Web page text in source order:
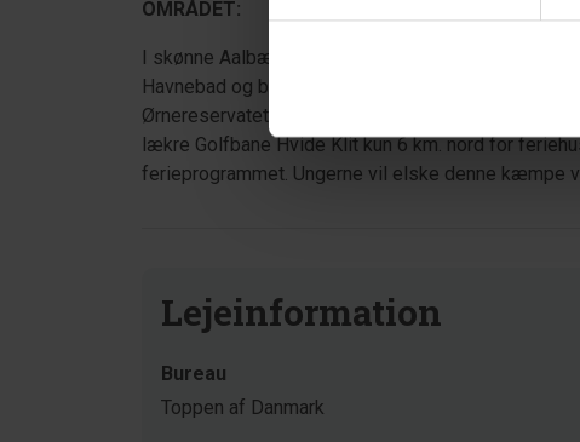
OMRÅDET:
I skønne Aalbæk og omegn findes masser af
Havnebad og book en tid i saunaen. Besøg Farm
Ørnereservatet i Tversted, hvor I kan opleve de
lækre Golfbane Hvide Klit kun 6 km. nord for
ferieprogrammet. Ungerne vil elske denne kæmpe
Lejeinformation
Bureau
Toppen af Danmark